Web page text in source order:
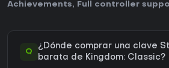
Achievements, Full controller
Q
¿Dónde comprar una clave
barata de Kingdom: Classic?